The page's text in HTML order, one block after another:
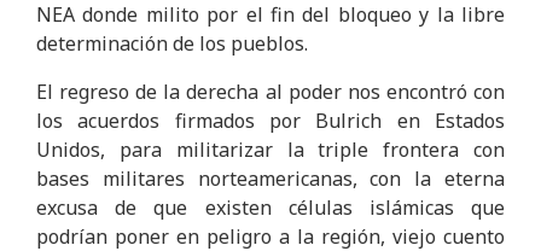
NEA donde milito por el fin del bloqueo y la libre
determinación de los pueblos.
El regreso de la derecha al poder nos encontró con
los acuerdos firmados por Bulrich en Estados
Unidos, para militarizar la triple frontera con
bases militares norteamericanas, con la eterna
excusa de que existen células islámicas que
podrían poner en peligro a la región, viejo cuento